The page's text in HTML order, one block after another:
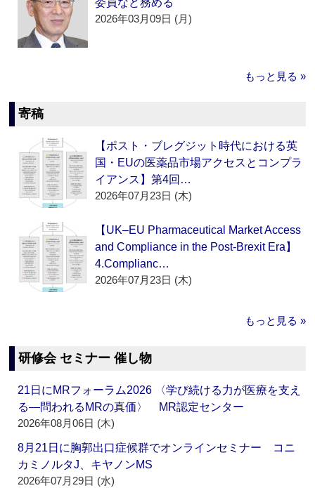
委員など務める
2026年03月09日 (月)
もっと見る »
寄稿
【ポスト・ブレグジット時代における英
国・EUの医薬品市場アクセスとコンプラ
イアンス】第4回…
2026年07月23日 (木)
【UK–EU Pharmaceutical Market Access
and Compliance in the Post-Brexit Era】
4.Complianc…
2026年07月23日 (木)
もっと見る »
研修会 セミナー 催し物
21日にMRフォーラム2026 〈学び続ける力が医療を支え
る―問われるMRの真価〉 MR認定センター
2026年08月06日 (木)
8月21日に胸郭出口症候群でオンラインセミナー コニ
カミノルタJ、キヤノンMS
2026年07月29日 (水)